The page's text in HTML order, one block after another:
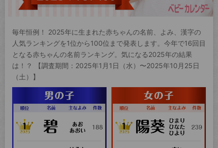
毎年恒例！ 2025年に生まれた赤ちゃんの名前、よみ、漢字の
人気ランキングを1位から100位まで発表します。今年で16回目
となる赤ちゃんの名前ランキング。気になる2025年の結果
は！？ 【調査期間：2025年1月1日（水）〜2025年10月25日
（土）】